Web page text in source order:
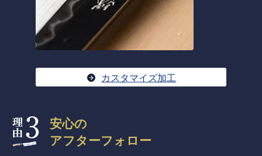
カスタマイズ加工
安心の
アフターフォロー